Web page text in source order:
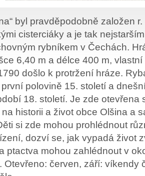
byl pravděpodobně založen
cisterciáky a je tak
rybníkem v Čechách.
6,40 m a délce 400 m,
došlo k protržení hráze.
polovině 15. století a
18. století. Je zde otevřena
historii a život obce Olšina a
si zde mohou prohlédnout
dozví se, jak vypadá život
ptactva mohou zahlédnout v
Otevřeno: červen, září: víkendy